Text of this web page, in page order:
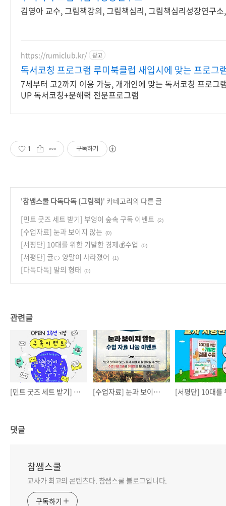
김영아 교수, 그림책강의, 그림책심리, 그림책심리성장연구
https://rumiclub.kr/ 광고
독서코칭 프로그램 루미북클럽 새입시에 맞는 프로그
7세부터 고2까지 이용 가능, 개개인에 맞는 독서코칭 프로그
UP 독서코칭+문해력 전문프로그램
1 구독하기
'참쌤스쿨 다독다독 (그림책)' 카테고리의 다른 글
[민트 굿즈 세트 받기] 부엉이 숲속 구독 이벤트
(2)
[수업자료] 눈과 보이지 않는 (0)
[서평단] 10대를 위한 기발한 경제💰수업 (0)
[서평단] 귤🍊 양말이 사라졌어 (1)
[다독다독] 말의 형태 (0)
관련글
[민트 굿즈 세트 받기] 부엉이 숲속 구독 이벤트 [수업자료] 눈과 보이지 않는
댓글
참쌤스쿨
교사가 최고의 콘텐츠다. 참쌤스쿨 블로그입니다.
구독하기